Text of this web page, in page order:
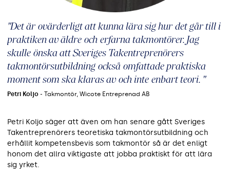
"Det är ovärderligt att kunna lära sig hur det går till i
praktiken av äldre och erfarna takmontörer. Jag
skulle önska att Sveriges Takentreprenörers
takmontörsutbildning också omfattade praktiska
moment som ska klaras av och inte enbart teori. "
Petri Koljo - Takmontör, Wicote Entreprenad AB
Petri Koljo säger att även om han senare gått Sveriges
Takentreprenörers teoretiska takmontörsutbildning och
erhållit kompetensbevis som takmontör så är det enligt
honom det allra viktigaste att jobba praktiskt för att lära
sig yrket.